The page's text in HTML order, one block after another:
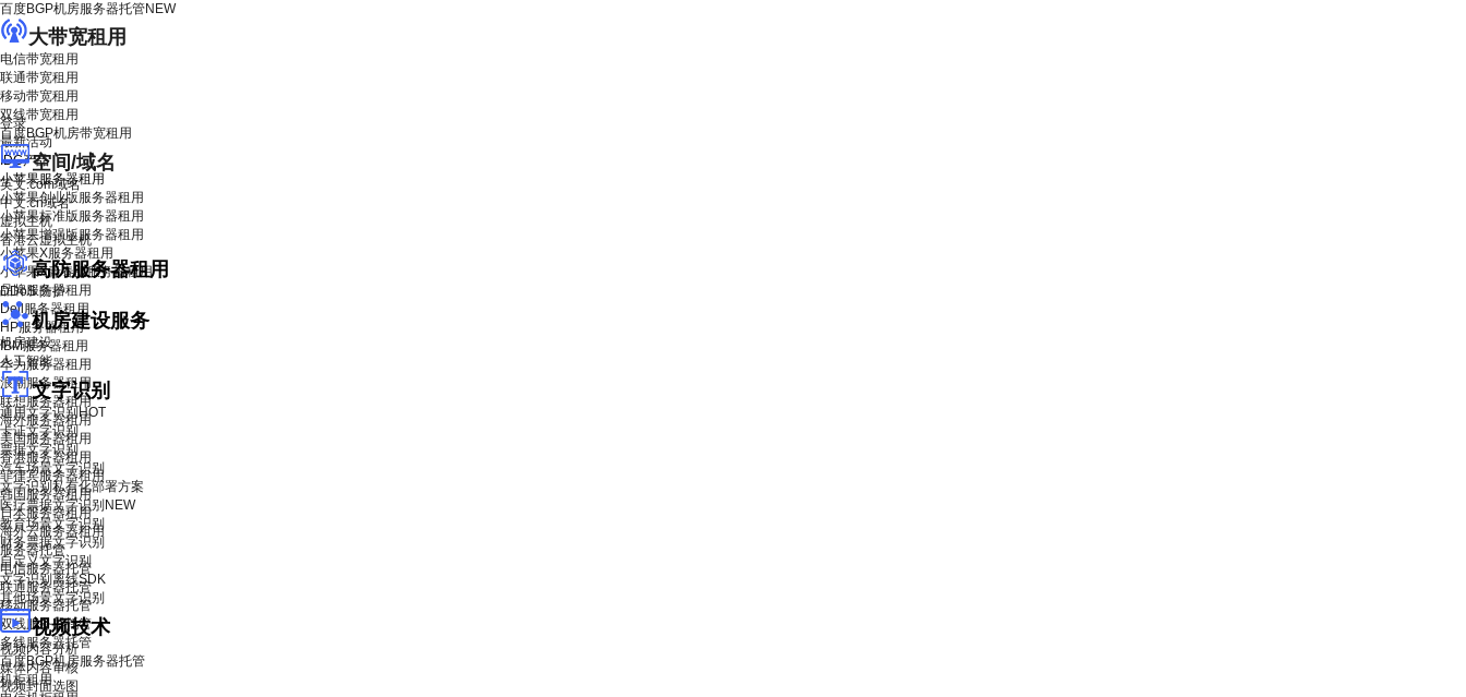
百度BGP机房服务器托管NEW
大带宽租用
电信带宽租用
联通带宽租用
移动带宽租用
双线带宽租用
百度BGP机房带宽租用
空间/域名
英文.com域名
中文.cn域名
虚拟主机
香港云虚拟主机
高防服务器租用
DDoS 防护
机房建设服务
机房建设
人工智能
文字识别
通用文字识别 HOT
卡证文字识别
票据文字识别
汽车场景文字识别
文字识别私有化部署方案
医疗票据文字识别 NEW
教育场景文字识别
财务票据文字识别
自定义文字识别
文字识别离线SDK
其他场景文字识别
视频技术
视频内容分析
媒体内容审核
视频封面选图
登录
最新活动
IDC产品
小苹果服务器租用
小苹果创业版服务器租用
小苹果标准版服务器租用
小苹果增强版服务器租用
小苹果X服务器租用
小苹果X青春版服务器租用
品牌服务器租用
Dell服务器租用
HP服务器租用
IBM服务器租用
华为服务器租用
浪潮服务器租用
联想服务器租用
海外服务器租用
美国服务器租用
香港服务器租用
菲律宾服务器租用
韩国服务器租用
日本服务器租用
海外云服务器租用
服务器托管
电信服务器托管
联通服务器托管
移动服务器托管
双线服务器托管
多线服务器托管
百度BGP机房服务器托管
机柜租用